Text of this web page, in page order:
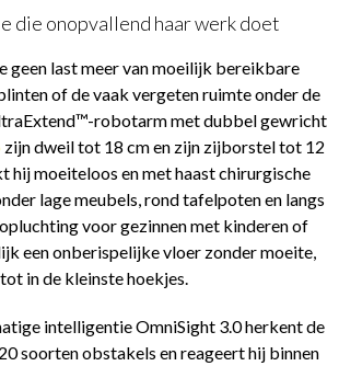
die onopvallend haar werk doet
geen last meer van moeilijk bereikbare
of de vaak vergeten ruimte onder de
robotarm met dubbel gewricht
zijn dweil tot 18 cm en zijn zijborstel tot 12
hij moeiteloos en met haast chirurgische
lage meubels, rond tafelpoten en langs
opluchting voor gezinnen met kinderen of
een onberispelijke vloer zonder moeite,
tot in de kleinste hoekjes.
intelligentie OmniSight 3.0 herkent de
soorten obstakels en reageert hij binnen